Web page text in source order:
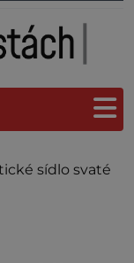
sídlo svaté